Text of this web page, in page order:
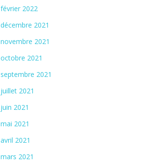
février 2022
décembre 2021
novembre 2021
octobre 2021
septembre 2021
juillet 2021
juin 2021
mai 2021
avril 2021
mars 2021